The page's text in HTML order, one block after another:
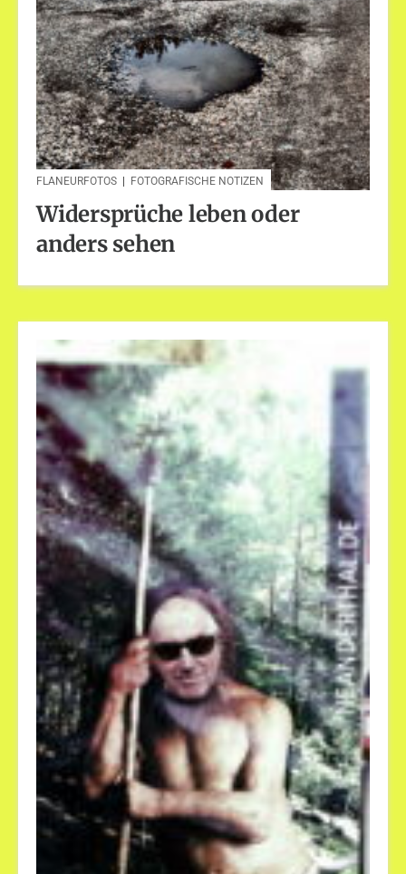
FLANEURFOTOS FOTOGRAFISCHE NOTIZEN
Widersprüche leben oder
anders sehen